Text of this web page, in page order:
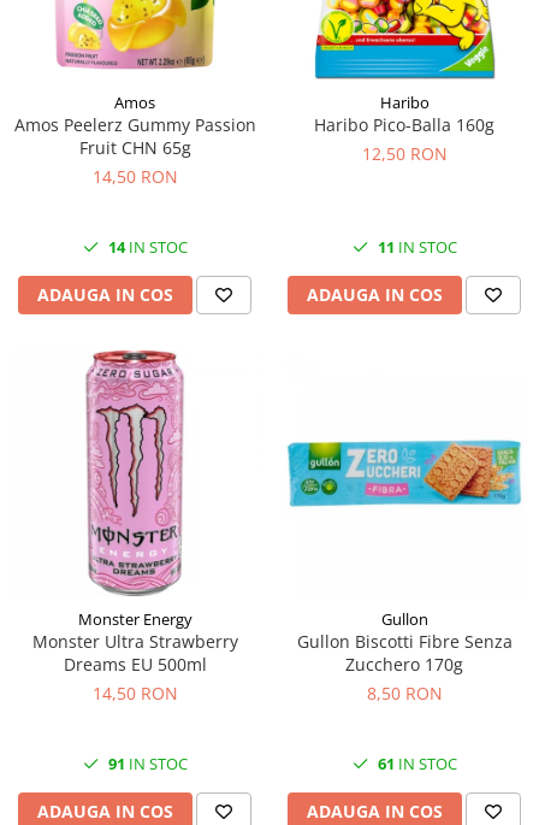
Amos
Amos Peelerz Gummy Passion
Fruit CHN 65g
14,50 RON
14IN STOC
ADAUGA IN COS
Haribo
Haribo Pico-Balla 160g
12,50 RON
11 IN STOC
ADAUGA IN COS
Monster Energy
Monster Ultra Strawberry
Dreams EU 500ml
14,50 RON
91 IN STOC
ADAUGA IN COS
Gullon
Gullon Biscotti Fibre Senza
Zucchero 170g
8,50 RON
61 IN STOC
ADAUGA IN COS